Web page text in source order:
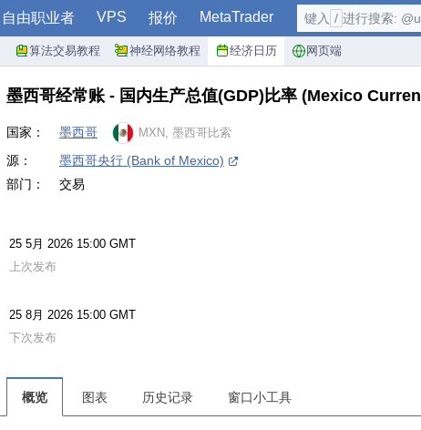
自由职业者 VPS 报价 MetaTrader
算法交易教程 神经网络教程 经济日历 网页端
键入 / 进行搜索:
墨西哥经常账 - 国内生产总值(GDP)比率 (Mexico
国家： 墨西哥 MXN, 墨西哥比索
源：
墨西哥央行 (Bank of Mexico)
部门：
交易
25 5月 2026 15:00 GMT
上次发布
25 8月 2026 15:00 GMT
下次发布
概览 图表 历史记录 窗口小工具